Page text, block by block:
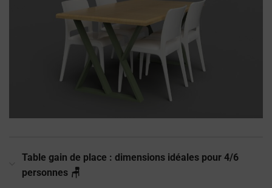
Table gain de place : dimensions idéales pour 4/6
personnes 🪑